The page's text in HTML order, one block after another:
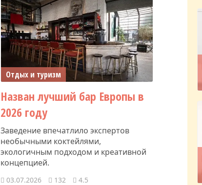
Отдых и туризм
Назван лучший бар Европы в
2026 году
Заведение впечатлило экспертов
необычными коктейлями,
экологичным подходом и креативной
концепцией.
03.07.2026 132 4.5